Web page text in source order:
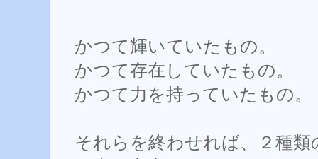
かつて輝いていたもの。
かつて存在していたもの。
かつて力を持っていたもの。
それらを終わせれば、２種